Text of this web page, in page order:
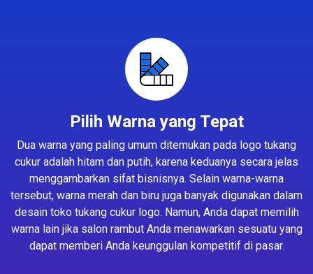
Pilih Warna yang Tepat
Dua warna yang paling umum ditemukan pada logo tukang
cukur adalah hitam dan putih, karena keduanya secara jelas
menggambarkan sifat bisnisnya. Selain warna-warna
tersebut, warna merah dan biru juga banyak digunakan dalam
desain toko tukang cukur logo. Namun, Anda dapat memilih
warna lain jika salon rambut Anda menawarkan sesuatu yang
dapat memberi Anda keunggulan kompetitif di pasar.